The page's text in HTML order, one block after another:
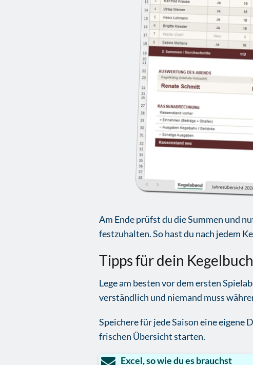
Am Ende prüfst du die Summen und
festzuhalten. So hast du nach jedem
Tipps für dein
Lege am besten vor dem ersten
verständlich und niemand muss
Speichere für jede Saison eine eigene
frischen Übersicht starten.
Excel, so wie du es brauchst